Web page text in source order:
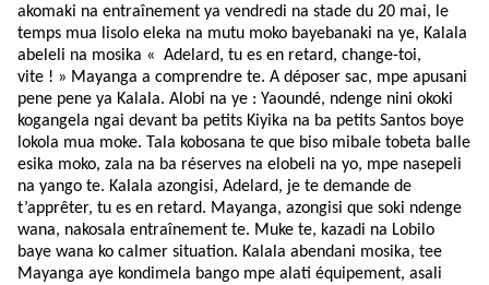
akomaki na entraînement ya vendredi na stade du 20 mai, le
temps mua lisolo eleka na mutu moko bayebanaki na ye, Kalala
abeleli na mosika « Adelard, tu es en retard, change-toi,
vite ! » Mayanga a comprendre te. A déposer sac, mpe apusani
pene pene ya Kalala. Alobi na ye : Yaoundé, ndenge nini okoki
kogangela ngai devant ba petits Kiyika na ba petits Santos boye
lokola mua moke. Tala kobosana te que biso mibale tobeta balle
esika moko, zala na ba réserves na elobeli na yo, mpe nasepeli
na yango te. Kalala azongisi, Adelard, je te demande de
t’apprêter, tu es en retard. Mayanga, azongisi que soki ndenge
wana, nakosala entraînement te. Muke te, kazadi na Lobilo
baye wana ko calmer situation. Kalala abendani mosika, tee
Mayanga aye kondimela bango mpe alati équipement, asali